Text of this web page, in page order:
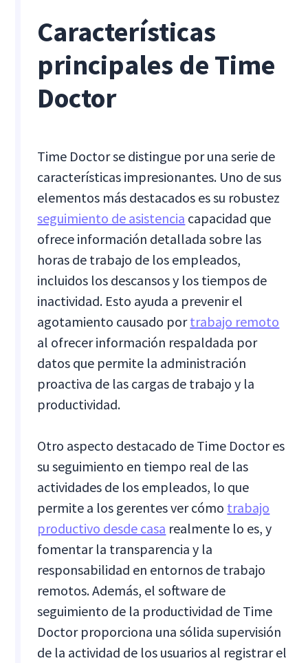
Características
principales de Time
Doctor
Time Doctor se distingue por una serie de
características impresionantes. Uno de sus
elementos más destacados es su robustez
seguimiento de asistencia capacidad que
ofrece información detallada sobre las
horas de trabajo de los empleados,
incluidos los descansos y los tiempos de
inactividad. Esto ayuda a prevenir el
agotamiento causado portrabajo remoto
al ofrecer información respaldada por
datos que permite la administración
proactiva de las cargas de trabajo y la
productividad.
Otro aspecto destacado de Time Doctor es
su seguimiento en tiempo real de las
actividades de los empleados, lo que
permite a los gerentes ver cómo trabajo
productivo desde casa realmente lo es, y
fomentar la transparencia y la
responsabilidad en entornos de trabajo
remotos. Además, el software de
seguimiento de la productividad de Time
Doctor proporciona una sólida supervisión
de la actividad de los usuarios al registrar el